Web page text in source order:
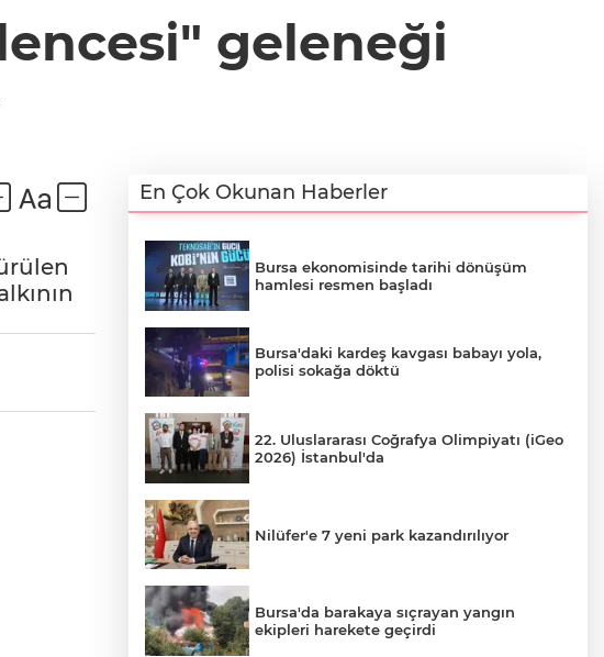
geleneği
En Çok Okunan Haberler
Bursa ekonomisinde tarihi dönüşüm
hamlesi resmen başladı
Bursa'daki kardeş kavgası babayı yola,
polisi sokağa döktü
22. Uluslararası Coğrafya Olimpiyatı (iGeo
2026) İstanbul'da
Nilüfer'e 7 yeni park kazandırılıyor
Bursa'da barakaya sıçrayan yangın
ekipleri harekete geçirdi